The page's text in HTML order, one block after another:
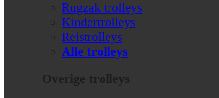
Rugzak trolleys
Kindertrolleys
Reistrolleys
Alle trolleys
Overige trolleys